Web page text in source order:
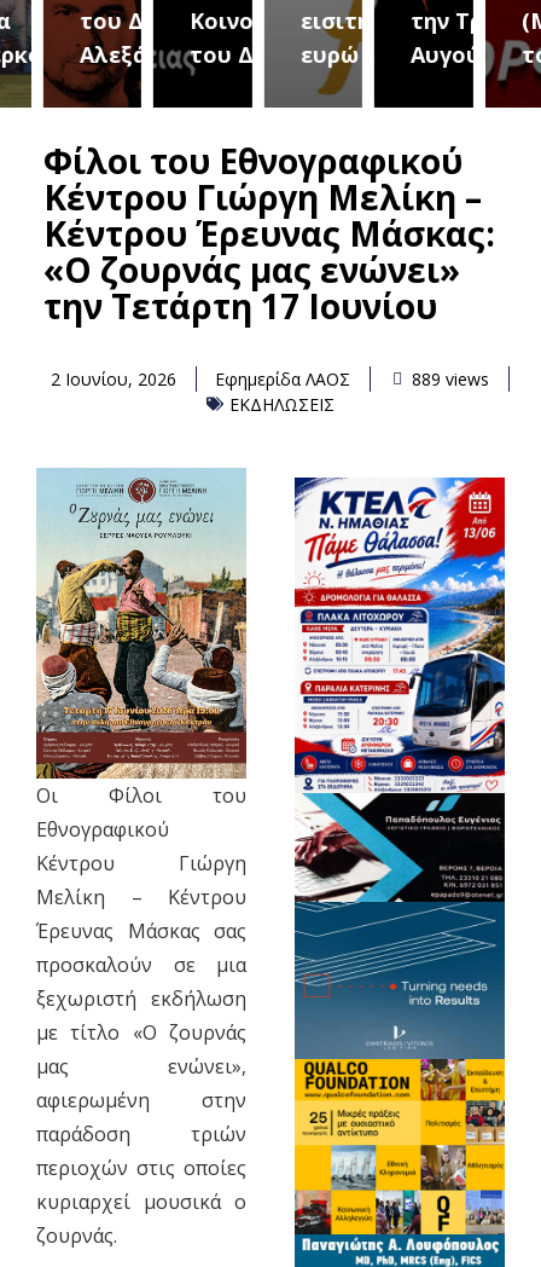
του Δήμου
Αλεξάνδρειας
Κοινοτήτων
του Δήμου
εισιτήριο 2
ευρώ
την Τρίτη 18
Αυγούστουτου
Φίλοι του Εθνογραφικού
Κέντρου Γιώργη Μελίκη –
Κέντρου Έρευνας Μάσκας:
«Ο ζουρνάς μας ενώνει»
την Τετάρτη 17 Ιουνίου
2 Ιουνίου, 2026 Εφημερίδα ΛΑΟΣ
889 views
ΕΚΔΗΛΩΣΕΙΣ
Οι Φίλοι του
Εθνογραφικού
Κέντρου Γιώργη
Μελίκη – Κέντρου
Έρευνας Μάσκας σας
προσκαλούν σε μια
ξεχωριστή εκδήλωση
με τίτλο «Ο ζουρνάς
μας ενώνει»,
αφιερωμένη στην
παράδοση τριών
περιοχών στις οποίες
κυριαρχεί μουσικά ο
ζουρνάς.